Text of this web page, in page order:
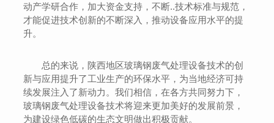
动产学研合作，加大资金支持，不断..技术标准与规范，
才能促进技术创新的不断深入，推动设备应用水平的提
升。
总的来说，陕西地区玻璃钢废气处理设备技术的创
新与应用提升了工业生产的环保水平，为当地经济可持
续发展注入了新动力。我们相信，在各方共同努力下，
玻璃钢废气处理设备技术将迎来更加美好的发展前景，
为建设绿色低碳的生态文明做出积极贡献。